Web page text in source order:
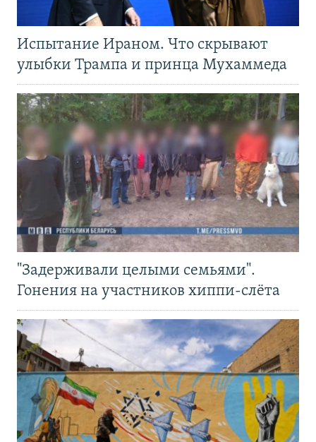
Испытание Ираном. Что скрывают
улыбки Трампа и принца Мухаммеда
"Задерживали целыми семьями".
Гонения на участников хиппи-слёта